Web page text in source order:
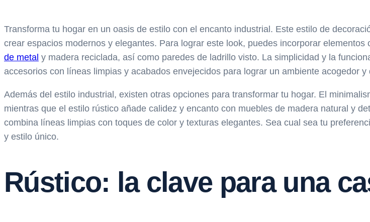
Transforma tu hogar en un oasis de estilo con el encanto industrial. Este estilo de
crear espacios modernos y elegantes. Para lograr este look, puedes incorporar
de metal y madera reciclada, así como paredes de ladrillo visto. La simplicidad y la
accesorios con líneas limpias y acabados envejecidos para lograr un ambiente acogedor y
Además del estilo industrial, existen otras opciones para transformar tu hogar. El
mientras que el estilo rústico añade calidez y encanto con muebles de madera natural y
combina líneas limpias con toques de color y texturas elegantes. Sea cual sea tu
y estilo único.
Rústico: la clave para una